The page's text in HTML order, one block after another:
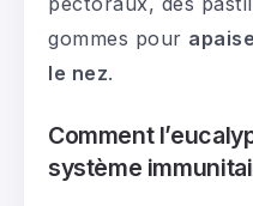
gommes pour
le nez.
Comment
système